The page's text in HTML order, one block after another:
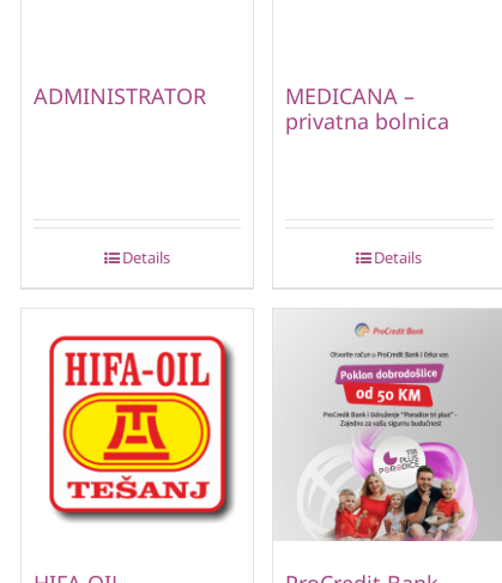
ADMINISTRATOR
Details
MEDICANA –
privatna bolnica
Details